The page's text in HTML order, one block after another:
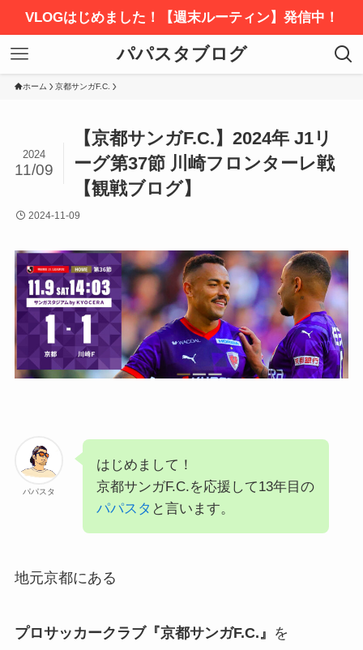
VLOGはじめました！【週末ルーティン】発信中！
パパスタブログ
ホーム 京都サンガF.C.
【京都サンガF.C.】2024年 J1リ
ーグ第37節 川崎フロンターレ戦
【観戦ブログ】
2024
11/09
2024-11-09
パパスタ
はじめまして！
京都サンガF.C.を応援して13年目の
パパスタ と言います。
地元京都にある
プロサッカークラブ『京都サンガF.C.』 を